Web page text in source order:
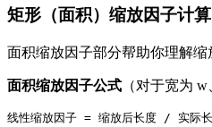
矩形（面积）缩放因子计算
面积缩放因子部分帮助你理解
面积缩放因子公式 （对于宽为
线性缩放因子 = 缩放后长度 / 实际